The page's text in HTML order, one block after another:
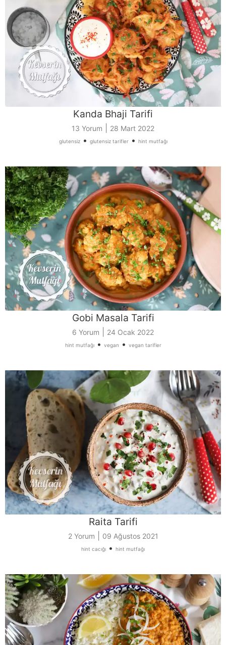
Kanda Bhaji Tarifi
13 Yorum 28 Mart 2022
glutensiz• glutensiz tarifler• hint mutfağı
Gobi Masala Tarifi
6 Yorum 24 Ocak 2022
hint mutfağı• vegan • vegan tarifler
Raita Tarifi
2 Yorum 09 Ağustos 2021
hint cacığı • hint mutfağı